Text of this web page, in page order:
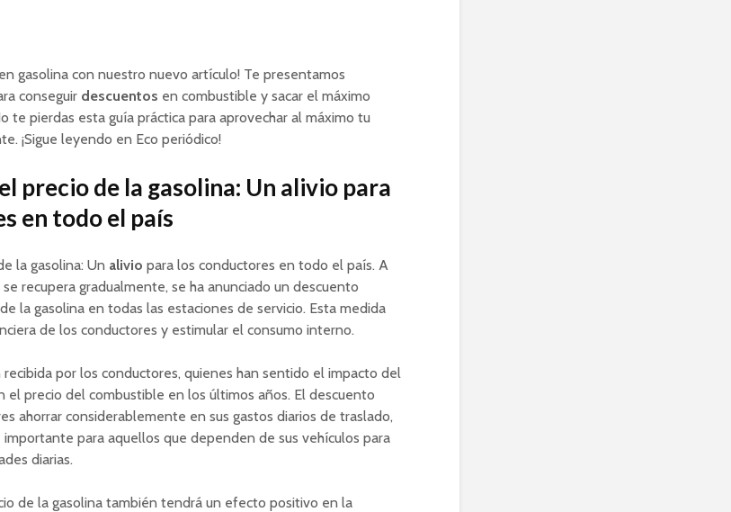
gasolina con nuestro nuevo artículo! Te presentamos
conseguir descuentos en combustible y sacar el máximo
te pierdas esta guía práctica para aprovechar al máximo tu
¡Sigue leyendo en Eco periódico!
precio de la gasolina: Un alivio para
en todo el país
la gasolina: Un alivio para los conductores en todo el país. A
recupera gradualmente, se ha anunciado un descuento
la gasolina en todas las estaciones de servicio. Esta medida
de los conductores y estimular el consumo interno.
recibida por los conductores, quienes han sentido el impacto del
precio del combustible en los últimos años. El descuento
ahorrar considerablemente en sus gastos diarios de traslado,
para aquellos que dependen de sus vehículos para
diarias.
de la gasolina también tendrá un efecto positivo en la